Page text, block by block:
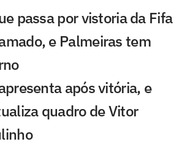
passa por vistoria da Fifa
e Palmeiras tem
após vitória, e
quadro de Vitor